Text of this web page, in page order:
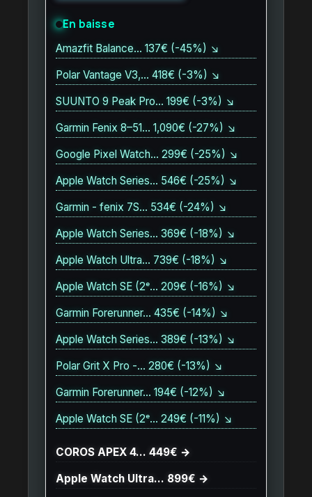
En baisse
Amazfit Balance… 137€ (-45%) ↘
Polar Vantage V3,… 418€ (-3%) ↘
SUUNTO 9 Peak Pro… 199€ (-3%) ↘
Garmin Fenix 8–51… 1,090€ (-27%) ↘
Google Pixel Watch… 299€ (-25%) ↘
Apple Watch Series… 546€ (-25%) ↘
Garmin - fenix 7S… 534€ (-24%) ↘
Apple Watch Series… 369€ (-18%) ↘
Apple Watch Ultra… 739€ (-18%) ↘
Apple Watch SE (2ᵉ… 209€ (-16%) ↘
Garmin Forerunner… 435€ (-14%) ↘
Apple Watch Series… 389€ (-13%) ↘
Polar Grit X Pro -… 280€ (-13%) ↘
Garmin Forerunner… 194€ (-12%) ↘
Apple Watch SE (2ᵉ… 249€ (-11%) ↘
COROS APEX 4… 449€ →
Apple Watch Ultra… 899€ →